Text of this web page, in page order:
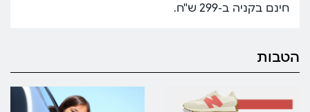
חינם בקניה ב-299 ש"ח.
הטבות